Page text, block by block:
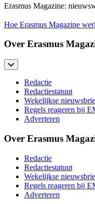
Erasmus Magazine:
Hoe Erasmus Magazine
Over Erasmus
Redactie
Redactiestatuut
Wekelijkse
Regels reageren bij
Adverteren
Over Erasmus
Redactie
Redactiestatuut
Wekelijkse
Regels reageren bij
Adverteren